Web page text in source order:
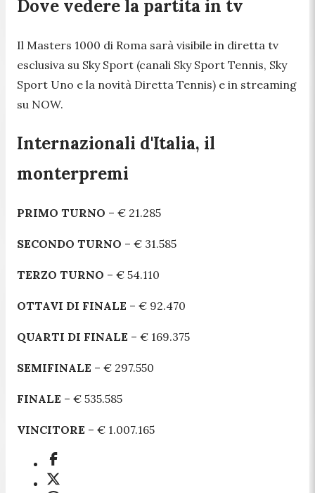
Dove vedere la partita in tv
Il Masters 1000 di Roma sarà visibile in diretta tv
esclusiva su Sky Sport (canali Sky Sport Tennis, Sky
Sport Uno e la novità Diretta Tennis) e in streaming
su NOW.
Internazionali d'Italia, il
monterpremi
PRIMO TURNO – € 21.285
SECONDO TURNO – € 31.585
TERZO TURNO – € 54.110
OTTAVI DI FINALE – € 92.470
QUARTI DI FINALE – € 169.375
SEMIFINALE – € 297.550
FINALE – € 535.585
VINCITORE – € 1.007.165